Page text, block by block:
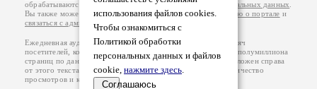
использования файлов cookies.
Чтобы ознакомиться с
Политикой обработки
персональных данных и файлов
cookie, нажмите здесь.
Соглашаюсь
обрабатываются на основанииПолитики обработки персональных данных
Вы также можете посмотреть более подробнуюинформацию о портале и
связаться с администрацией
Ежедневная аудитория портала Проза.ру – порядка 100 тысяч
посетителей, которые в общей сумме просматривают более полумиллиона
страниц по данным счетчика посещаемости, который расположен справа
от этого текста. В каждой графе указано по две цифры: количество
просмотров и количество посетителей.